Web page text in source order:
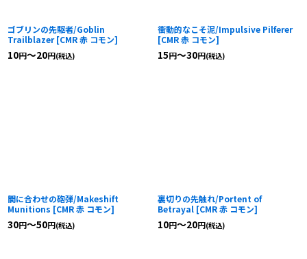
ゴブリンの先駆者/Goblin
Trailblazer [CMR 赤 コモン]
10円～20円(税込)
衝動的なこそ泥/Impulsive Pilferer
[CMR 赤 コモン]
15円～30円(税込)
間に合わせの砲弾/Makeshift
Munitions [CMR 赤 コモン]
30円～50円(税込)
裏切りの先触れ/Portent of
Betrayal [CMR 赤 コモン]
10円～20円(税込)